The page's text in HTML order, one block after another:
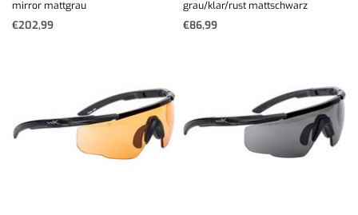
mirror mattgrau
€202,99
grau/klar/rust mattschwarz
€86,99